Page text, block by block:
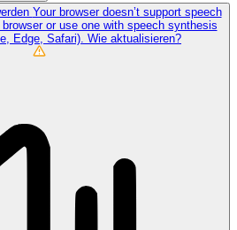
Your browser doesn’t support speech
or use one with speech synthesis
Edge, Safari). Wie aktualisieren?